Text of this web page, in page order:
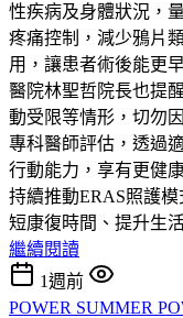
性疾病及身體狀況，
疼痛控制，減少鴉片
用，讓患者術後能更
醫院林聖哲院長也提
動受限等情形，切勿
專科醫師評估，透過
行動能力，享有更健
持續推動ERAS照護
短康復時間、提升生
繼續閱讀
1週前
POWER SUMMER